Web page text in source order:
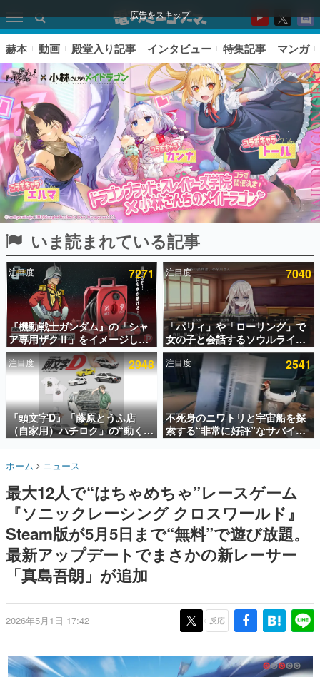
広告をスキップ
ピックアップ
電ファミのいま読まれている記事ランキング
アプリセール情報
インタビュー
連載・特集一覧
殿堂入り記事
SNS拡散数が数千以上！ ページビュー数万以上！ などな
ど。多くの人々に読まれた、電ファミ渾身の“殿堂入り”記
事をまとめました。
名作ゲームクリエイターの方々に製作時のエピソードをお
きます。
赫本
この物語を解いてはいけない。『赫本』は、〈試験問題〉
の形をした短編ホラー小説集です。
新世代に訊く
これからのデジタルゲーム市場を担う若きクリエイター達
ゲーム世代の作家たち
ゲームに多大な影響を受けた作家さんに取材し、ゲームが
画です。
赫本 動画 殿堂入り記事 インタビュー 特集記事 マンガ
いま読まれている記事
注目度 7271
『機動戦士ガンダム』の「シャ
ア専用ザクⅡ」をイメージした
散水ホースリールが予約開始。
本体にはシャアのパーソナルマ
ークやジオン公国軍のエンブレ
ム、型式番号などを配置
注目度 7040
「パリィ」や「ローリング」で
女の子と会話するソウルライク
恋愛ゲーム『小早川さんはソウ
ルライク』無料公開。返事に失
敗すると「YOU DIED」
注目度 2948
『頭文字D』「藤原とうふ店
（自家用）ハチロク」の“動くテ
ィッシュケース”が買えるポップ
ガの舞台である群馬の「イオン
ら8月20日までの期間限定で開
催予定
注目度 2541
不死身のニワトリと宇宙船を探
索する“非常に好評”なサバイバ
ルゲーム『Breathedge』が無
ホーム ニュース
最大12人で“はちゃめちゃ”レースゲーム
『ソニックレーシング クロスワールド』
Steam版が5月5日まで“無料”で遊び放題。
最新アップデートでまさかの新レーサー
「真島吾朗」が追加
2026年5月1日 17:42 反応